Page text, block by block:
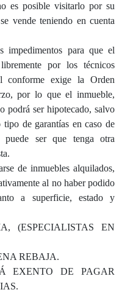
es posible visitarlo por su
vende teniendo en cuenta
impedimentos para que el
por los técnicos
conforme exige la Orden
por lo que el inmueble,
podrá ser hipotecado, salvo
de garantías en caso de
puede ser que tenga otra
de inmuebles alquilados,
al no haber podido
a superficie, estado y
(ESPECIALISTAS EN
REBAJA.
EXENTO DE PAGAR